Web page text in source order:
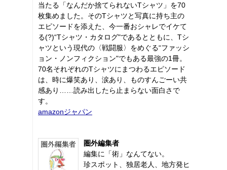
当たる「なんだか捨てられないTシャツ」を70
枚集めました。そのTシャツと写真に持ち主の
エピソードを添えた、今一番おシャレでイケて
る(?)“Tシャツ・カタログ"であるとともに、Tシ
ャツという現代の〈戦闘服〉をめぐる“ファッシ
ョン・ノンフィクション"でもある最強の1冊。
70名それぞれのTシャツにまつわるエピソード
は、時に爆笑あり、涙あり、ものすんごーい共
感あり……読み出したら止まらない面白さで
す。
amazonジャパン
圏外編集者
編集に「術」なんてない。
珍スポット、独居老人、地方発ヒ